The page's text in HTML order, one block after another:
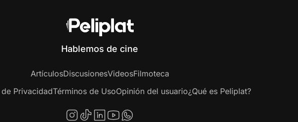
Hablemos de cine
ArtículosDiscusionesVideosFilmoteca
PrivacidadTérminos de UsoOpinión del usuario¿Qué es Peliplat?